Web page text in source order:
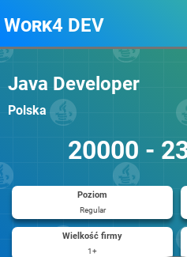
Work4 DEV
Java Developer
Polska
20000 -
Poziom
Regular
Wielkość firmy
1+